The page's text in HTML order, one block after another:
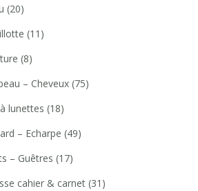
(20)
(11)
(8)
– Cheveux (75)
lunettes (18)
– Echarpe (49)
– Guêtres (17)
cahier & carnet (31)